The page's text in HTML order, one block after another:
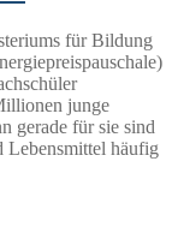
für Bildung
junge
gerade für sie sind
Lebensmittel häufig